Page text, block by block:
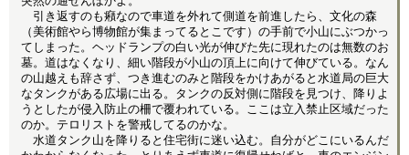
引き返すのも癪なので車道を外れて側道を前進したら、文化の森
（美術館やら博物館が集まってるとこです）の手前で小山にぶつかっ
てしまった。ヘッドランプの白い光が伸びた先に現れたのは無数のお
墓。道はなくなり、細い階段が小山の頂上に向けて伸びている。なん
の山越えも辞さず、つき進むのみと階段をかけあがると水道局の巨大
なタンクがある広場に出る。タンクの反対側に階段を見つけ、降りよ
うとしたが侵入防止の柵で覆われている。ここは立入禁止区域だった
のか。テロリストを警戒してるのかな。
水道タンク山を降りると住宅街に迷い込む。自分がどこにいるんだ